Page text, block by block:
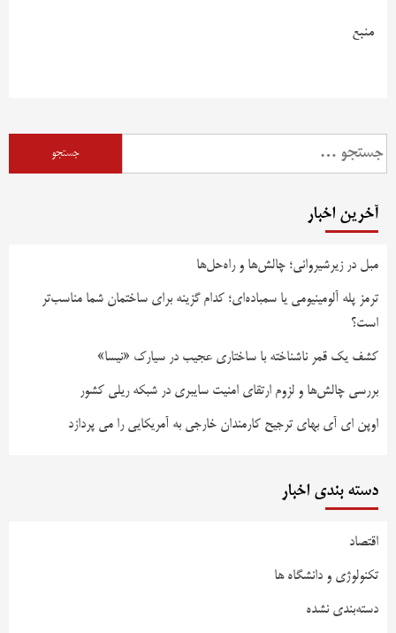
منبع
آخرین اخبار
مبل در زیرشیروانی؛ چالش‌ها و راه‌حل‌ها
ترمز پله آلومینیومی یا سمباده‌ای؛ کدام گزینه برای ساختمان شما مناسب‌تر
است؟
کشف یک قمر ناشناخته با ساختاری عجیب در سیارک «نیسا»
بررسی چالش‌ها و لزوم ارتقای امنیت سایبری در شبکه ریلی کشور
اوپن ای آی بهای ترجیح کارمندان خارجی به آمریکایی را می پردازد
دسته بندی اخبار
اقتصاد
تکنولوژی و دانشگاه ها
دسته‌بندی نشده